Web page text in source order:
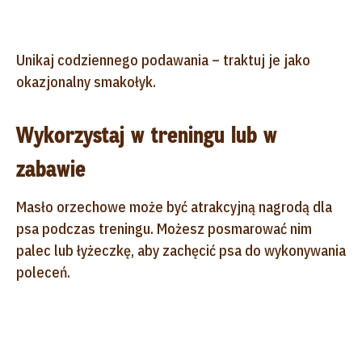
Unikaj codziennego podawania – traktuj je jako
okazjonalny smakołyk.
Wykorzystaj w treningu lub w
zabawie
Masło orzechowe może być atrakcyjną nagrodą dla
psa podczas treningu. Możesz posmarować nim
palec lub łyżeczkę, aby zachęcić psa do wykonywania
poleceń.